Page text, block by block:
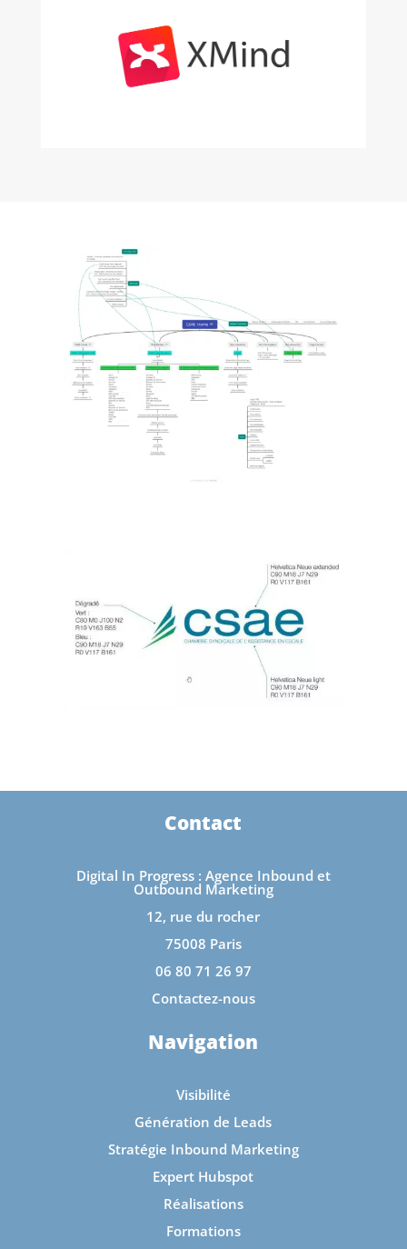
Contact
Digital In Progress : Agence Inbound et
Outbound Marketing
12, rue du rocher
75008 Paris
06 80 71 26 97
Contactez-nous
Navigation
Visibilité
Génération de Leads
Stratégie Inbound Marketing
Expert Hubspot
Réalisations
Formations